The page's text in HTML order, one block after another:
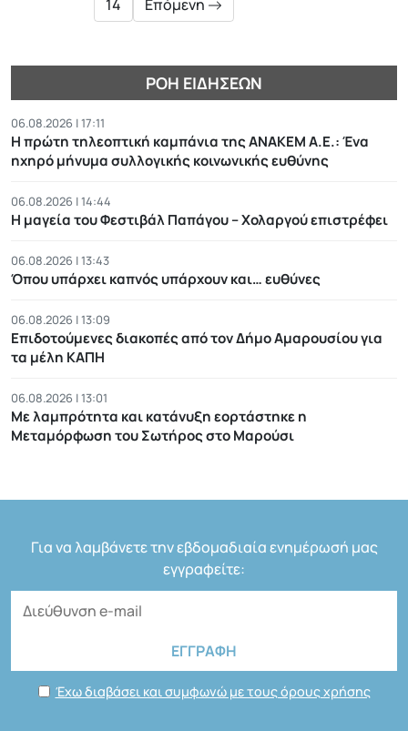
14
Επόμενη
ΡΟΉ ΕΙΔΉΣΕΩΝ
06.08.2026 | 17:11
Η πρώτη τηλεοπτική καμπάνια της ΑΝΑΚΕΜ Α.Ε.: Ένα
ηχηρό μήνυμα συλλογικής κοινωνικής ευθύνης
06.08.2026 | 14:44
Η μαγεία του Φεστιβάλ Παπάγου – Χολαργού επιστρέφει
06.08.2026 | 13:43
Όπου υπάρχει καπνός υπάρχουν και… ευθύνες
06.08.2026 | 13:09
Επιδοτούμενες διακοπές από τον Δήμο Αμαρουσίου για
τα μέλη ΚΑΠΗ
06.08.2026 | 13:01
Με λαμπρότητα και κατάνυξη εορτάστηκε η
Μεταμόρφωση του Σωτήρος στο Μαρούσι
Για να λαμβάνετε την εβδομαδιαία ενημέρωσή μας
εγγραφείτε:
Έχω διαβάσει και συμφωνώ με τους όρους χρήσης